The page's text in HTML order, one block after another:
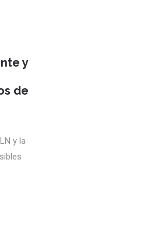
y
de
y la